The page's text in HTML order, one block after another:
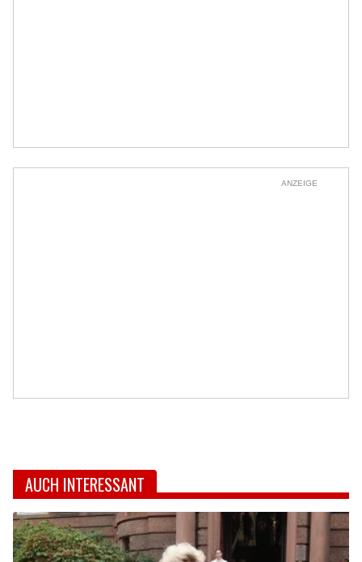
ANZEIGE
AUCH INTERESSANT